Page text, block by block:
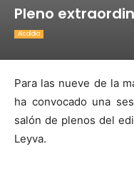
Pleno
Alcaldia
Para las nueve de la
ha convocado una
salón de plenos del
Leyva.